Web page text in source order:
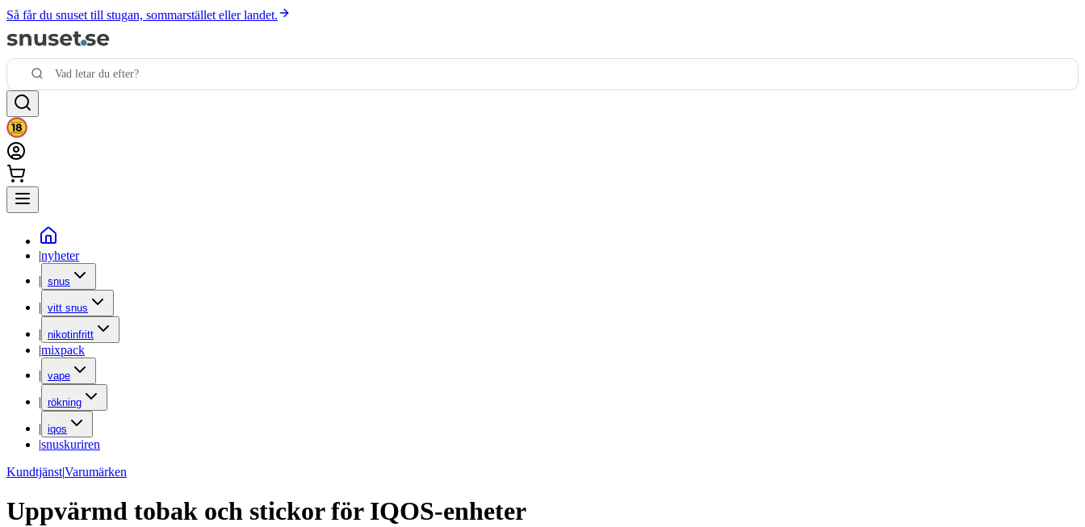
Så får du snuset till stugan, sommarstället eller landet.
|nyheter
| snus
| vitt snus
| nikotinfritt
|mixpack
| vape
| rökning
| iqos
|snuskuriren
Kundtjänst|Varumärken
Uppvärmd tobak och stickor för IQOS-enheter